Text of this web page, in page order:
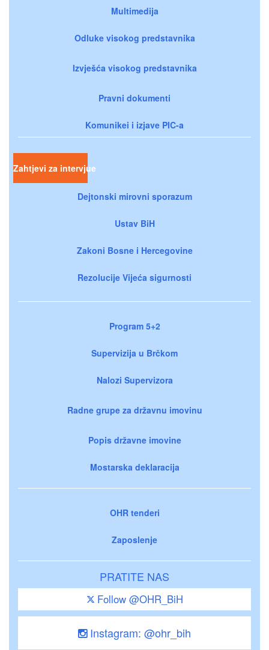
Multimedija
Odluke visokog predstavnika
Izvješća visokog predstavnika
Pravni dokumenti
Komunikei i izjave PIC-a
Zahtjevi za intervjue
Dejtonski mirovni sporazum
Ustav BiH
Zakoni Bosne i Hercegovine
Rezolucije Vijeća sigurnosti
Program 5+2
Supervizija u Brčkom
Nalozi Supervizora
Radne grupe za državnu imovinu
Popis državne imovine
Mostarska deklaracija
OHR tenderi
Zaposlenje
PRATITE NAS
Follow @OHR_BiH
Instagram: @ohr_bih